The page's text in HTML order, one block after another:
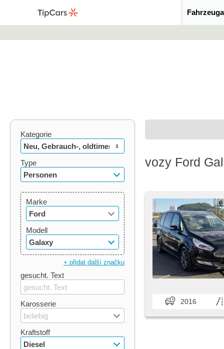
Kategorie
Neu, Gebrauch-, oldtimer
3
Type
Personen
Marke
Ford
Modell
Galaxy
+ přidat další značku
gesucht. Text
Karosserie
beliebig
Kraftstoff
Diesel
vozy Ford
2016